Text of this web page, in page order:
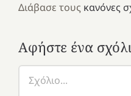
Διάβασε τους κανόνες
Αφήστε ένα